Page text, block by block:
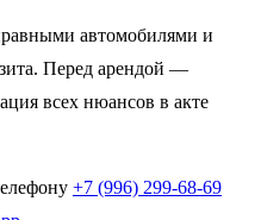
автомобилями и
Перед арендой —
всех нюансов в акте
+7 (996) 299-68-69